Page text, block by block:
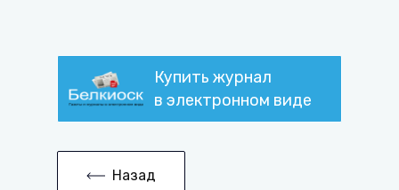
Купить журнал
в электронном виде
Назад